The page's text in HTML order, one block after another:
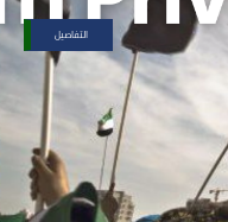
التفاصيل